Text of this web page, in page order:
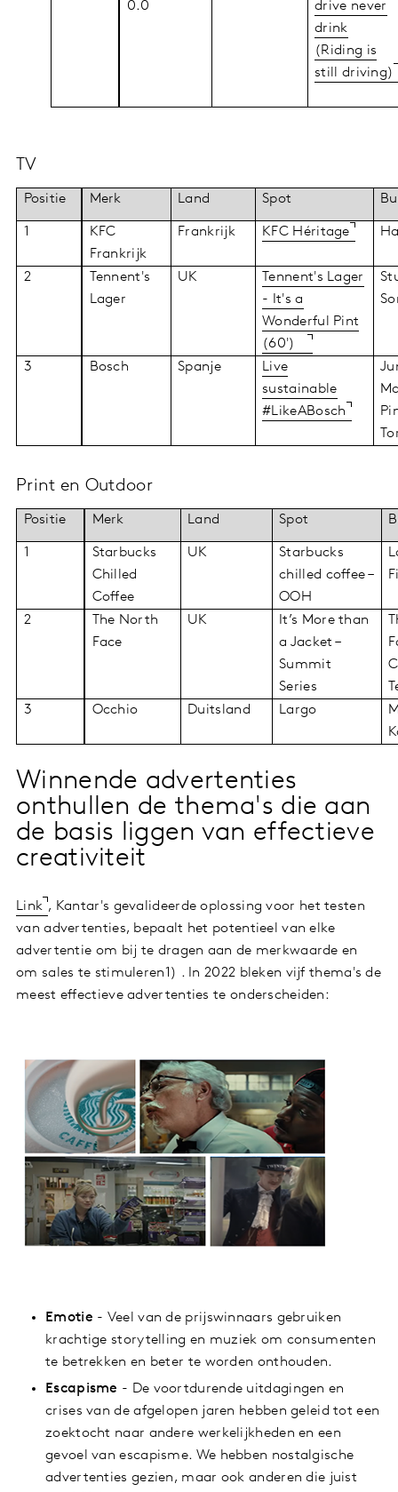
0.0
drive never
drink
(Riding is
still driving)
TV
Positie Merk Land Spot
1
KFC
Frankrijk
Frankrijk KFC Héritage
2
Tennent's
Lager
UK
Tennent's Lager
- It's a
Wonderful Pint
(60')
3 Bosch Spanje
Live
sustainable
#LikeABosch
Print en Outdoor
Positie Merk Land Spot
1
Starbucks
Chilled
Coffee
UK
Starbucks
chilled coffee –
OOH
2
The North
Face
UK
It’s More than
a Jacket –
Summit
Series
3
Occhio Duitsland Largo
Winnende advertenties
onthullen de thema's die aan
de basis liggen van effectieve
creativiteit
Link , Kantar's gevalideerde oplossing voor het testen
van advertenties, bepaalt het potentieel van elke
advertentie om bij te dragen aan de merkwaarde en
om sales te stimuleren1) . In 2022 bleken vijf thema's de
meest effectieve advertenties te onderscheiden:
Emotie - Veel van de prijswinnaars gebruiken
krachtige storytelling en muziek om consumenten
te betrekken en beter te worden onthouden.
Escapisme - De voortdurende uitdagingen en
crises van de afgelopen jaren hebben geleid tot een
zoektocht naar andere werkelijkheden en een
gevoel van escapisme. We hebben nostalgische
advertenties gezien, maar ook anderen die juist